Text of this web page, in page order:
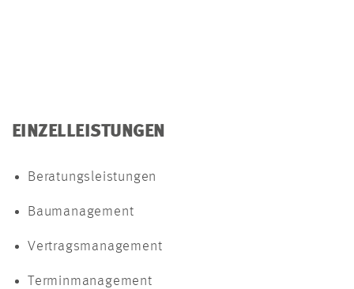
EINZELLEISTUNGEN
Beratungsleistungen
Baumanagement
Vertragsmanagement
Terminmanagement